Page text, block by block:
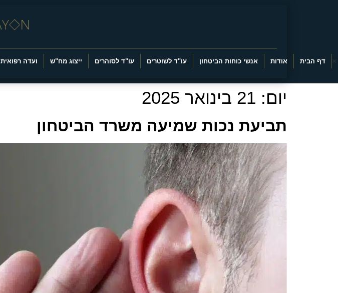
× דף הבית אודות אנשי כוחות הביטחון עו"ד לשוטרים עו"ד לסוהרים ייצוג מח"ש ועדה רפואית
יום: 21 בינואר 2025
תביעת נכות שמיעה משרד הביטחון